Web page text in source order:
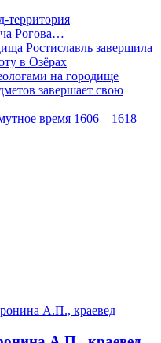
территория
Рогова…
Ростиславль завершила
в Озёрах
на городище
завершает свою
время 1606 – 1618